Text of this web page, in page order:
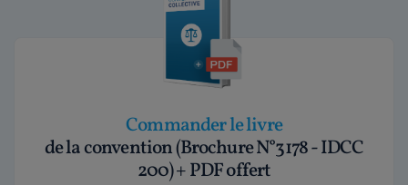
Commander le livre
de la convention (Brochure N°3178 - IDCC
200) + PDF offert